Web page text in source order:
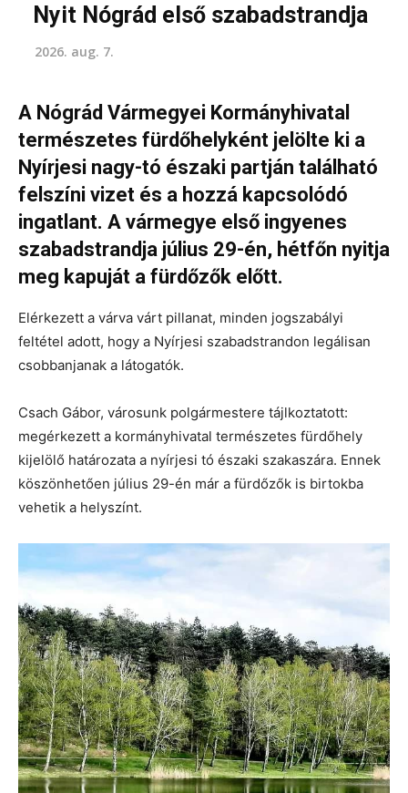
Nyit Nógrád első szabadstrandja
2026. aug. 7.
A Nógrád Vármegyei Kormányhivatal
természetes fürdőhelyként jelölte ki a
Nyírjesi nagy-tó északi partján található
felszíni vizet és a hozzá kapcsolódó
ingatlant. A vármegye első ingyenes
szabadstrandja július 29-én, hétfőn nyitja
meg kapuját a fürdőzők előtt.
Elérkezett a várva várt pillanat, minden jogszabályi
feltétel adott, hogy a Nyírjesi szabadstrandon legálisan
csobbanjanak a látogatók.
Csach Gábor, városunk polgármestere tájlkoztatott:
megérkezett a kormányhivatal természetes fürdőhely
kijelölő határozata a nyírjesi tó északi szakaszára. Ennek
köszönhetően július 29-én már a fürdőzők is birtokba
vehetik a helyszínt.